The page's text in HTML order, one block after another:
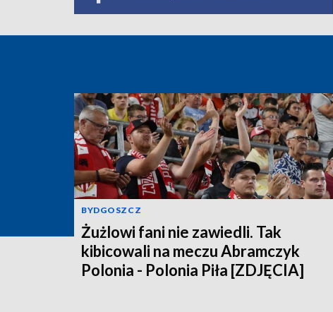
BYDGOSZCZ
Żużlowi fani nie zawiedli. Tak
kibicowali na meczu Abramczyk
Polonia - Polonia Piła [ZDJĘCIA]